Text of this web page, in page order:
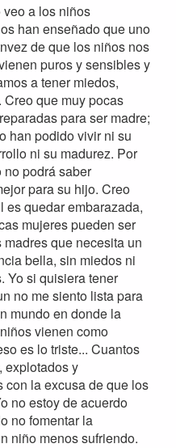
veo a los niños
han enseñado que uno
de que los niños nos
puros y sensibles y
a tener miedos,
que muy pocas
para ser madre;
han podido vivir ni su
ni su madurez. Por
no podrá saber
para su hijo. Creo
es quedar embarazada,
mujeres pueden ser
que necesita un
bella, sin miedos ni
Yo si quisiera tener
no me siento lista para
mundo en donde la
vienen como
es lo triste... Cuantos
explotados y
con la excusa de que los
no estoy de acuerdo
no fomentar la
niño menos sufriendo.